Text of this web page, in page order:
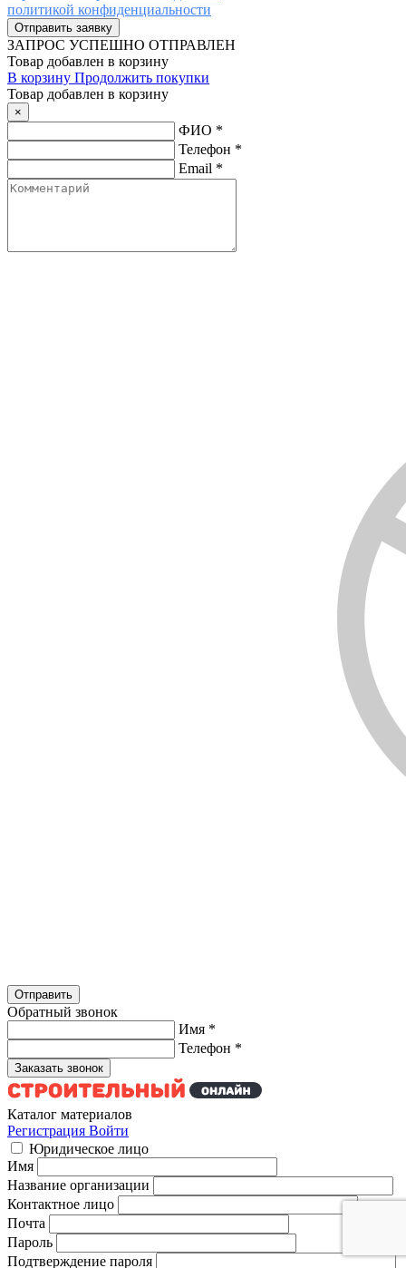
политикой конфиденциальности
ЗАПРОС УСПЕШНО ОТПРАВЛЕН
Товар добавлен в корзину
В корзину Продолжить покупки
Товар добавлен в корзину
×
ФИО *
Телефон *
Email *
Обратный звонок
Имя *
Телефон *
Каталог материалов
Регистрация Войти
Юридическое лицо
Имя
Название организации
Контактное лицо
Почта
Пароль
Подтверждение пароля